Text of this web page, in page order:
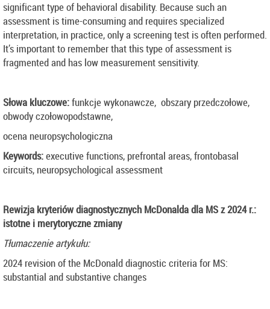
significant type of behavioral disability. Because such an
assessment is time-consuming and requires specialized
interpretation, in practice, only a screening test is often performed.
It’s important to remember that this type of assessment is
fragmented and has low measurement sensitivity.
Słowa kluczowe:funkcje wykonawcze, obszary przedczołowe,
obwody czołowopodstawne,
ocena neuropsychologiczna
Keywords:executive functions, prefrontal areas, frontobasal
circuits, neuropsychological assessment
Rewizja kryteriów diagnostycznych McDonalda dla MS z 2024 r.:
istotne i merytoryczne zmiany
Tłumaczenie artykułu:
2024 revision of the McDonald diagnostic criteria for MS:
substantial and substantive changes